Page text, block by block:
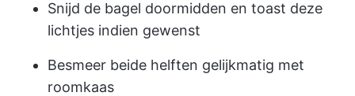
Snijd de bagel doormidden en toast deze
lichtjes indien gewenst
Besmeer beide helften gelijkmatig met
roomkaas